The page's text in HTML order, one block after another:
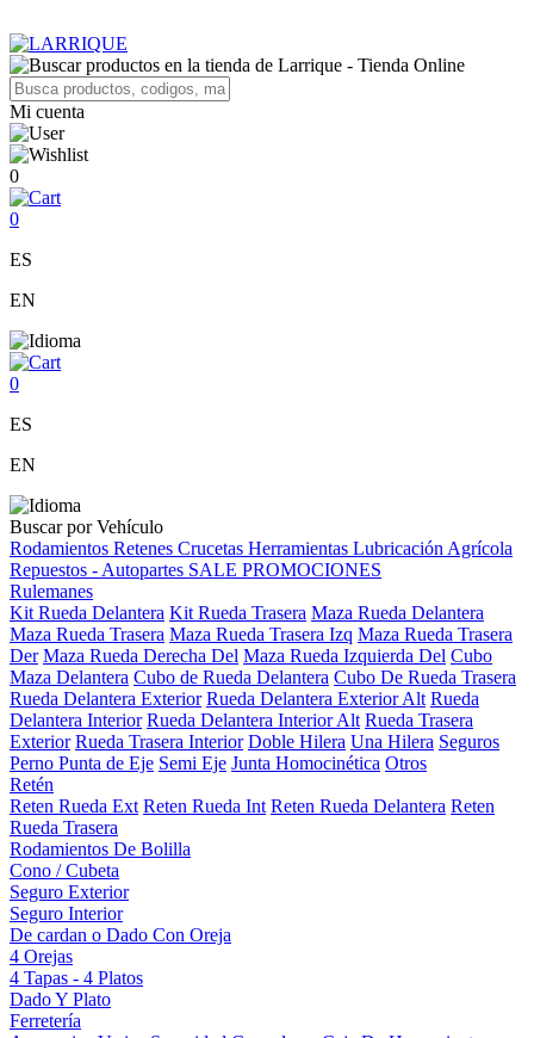
Mi cuenta
0
0
ES
EN
0
ES
EN
Buscar por Vehículo
Rodamientos Retenes Crucetas Herramientas Lubricación Agrícola
Repuestos - Autopartes SALE PROMOCIONES
Rulemanes
Kit Rueda Delantera Kit Rueda Trasera Maza Rueda Delantera
Maza Rueda Trasera Maza Rueda Trasera Izq Maza Rueda Trasera
Der Maza Rueda Derecha Del Maza Rueda Izquierda Del Cubo
Maza Delantera Cubo de Rueda Delantera Cubo De Rueda Trasera
Rueda Delantera Exterior Rueda Delantera Exterior Alt Rueda
Delantera Interior Rueda Delantera Interior Alt Rueda Trasera
Exterior Rueda Trasera Interior Doble Hilera Una Hilera Seguros
Perno Punta de Eje Semi Eje Junta Homocinética Otros
Retén
Reten Rueda Ext Reten Rueda Int Reten Rueda Delantera Reten
Rueda Trasera
Rodamientos De Bolilla
Cono / Cubeta
Seguro Exterior
Seguro Interior
De cardan o Dado Con Oreja
4 Orejas
4 Tapas - 4 Platos
Dado Y Plato
Ferretería